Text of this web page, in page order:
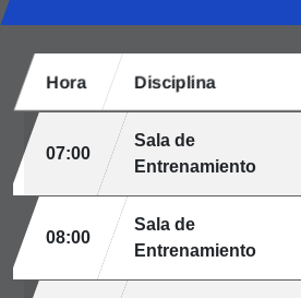
Hora Disciplina
07:00
Sala de
Entrenamiento
08:00
Sala de
Entrenamiento